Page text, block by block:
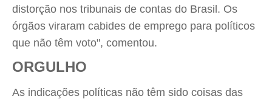
distorção nos tribunais de contas do Brasil. Os
órgãos viraram cabides de emprego para políticos
que não têm voto", comentou.
ORGULHO
As indicações políticas não têm sido coisas das